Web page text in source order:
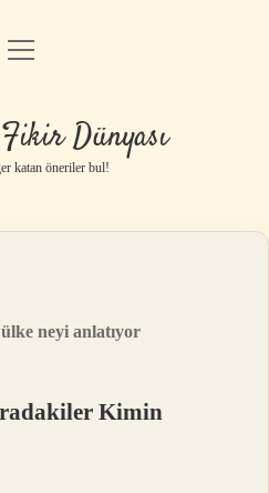
Uyarı
menüyü
Dünyası
katan öneriler bul!
neyi anlatıyor
Kimin